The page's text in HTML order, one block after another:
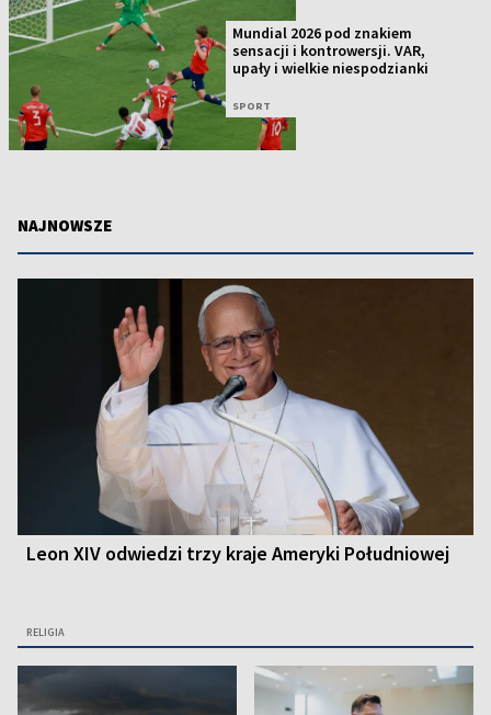
Mundial 2026 pod znakiem
sensacji i kontrowersji. VAR,
upały i wielkie niespodzianki
SPORT
NAJNOWSZE
Leon XIV odwiedzi trzy kraje Ameryki Południowej
RELIGIA